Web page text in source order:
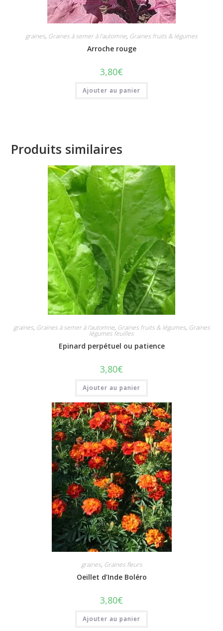
graines, Graines à semer à l'automne, Graines fruits & légumes
Arroche rouge
3,80€
Ajouter au panier
Produits similaires
graines, Graines à semer à l'automne, Graines fruits & légumes, Graines
légumes feuilles
Epinard perpétuel ou patience
3,80€
Ajouter au panier
graines, Graines fleurs
Oeillet d’Inde Boléro
3,80€
Ajouter au panier